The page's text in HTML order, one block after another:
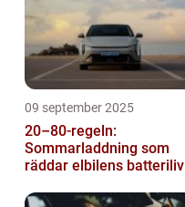
09 september 2025
20–80-regeln:
Sommarladdning som
räddar elbilens batteriliv